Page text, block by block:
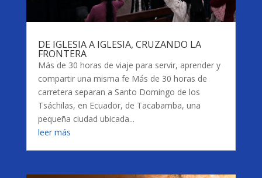
DE IGLESIA A IGLESIA, CRUZANDO LA
FRONTERA
Más de 30 horas de viaje para servir, aprender y
compartir una misma fe Más de 30 horas de
carretera separan a Santo Domingo de los
Tsáchilas, en Ecuador, de Tacabamba, una
pequeña ciudad ubicada...
leer más